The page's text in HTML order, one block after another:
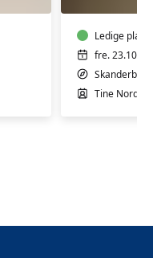
Ledige
fre.
Skanderborg
Tine